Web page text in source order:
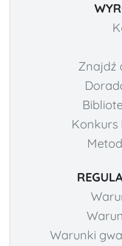
Znajdź
Warunki